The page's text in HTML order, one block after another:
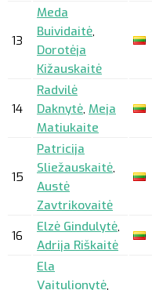
13
Meda
Buividaitė,
Dorotėja
Kižauskaitė
14
Radvilė
Daknytė, Meja
Matiukaite
15
Patricija
Sliežauskaitė,
Austė
Zavtrikovaitė
16
Elzė Gindulytė,
Adrija Riškaitė
Ela
Vaitulionytė,